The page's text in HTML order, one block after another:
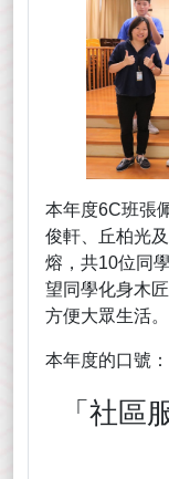
本年度6C班張
俊軒、丘柏光
熔，共10位同
望同學化身木
方便大眾生活。
本年度的口號：
「社區